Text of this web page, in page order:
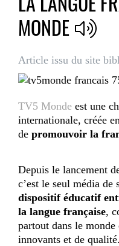
MONDE
Article issu du site
TV5 Monde est une
internationale, créée
de promouvoir la
Depuis le lancement
c’est le seul média
dispositif éducatif
la langue française,
partout dans le monde
innovants et de qualité.